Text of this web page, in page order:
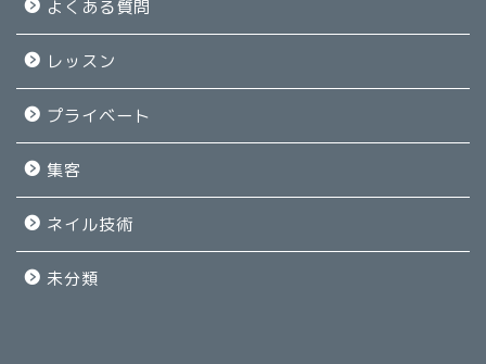
よくある質問
レッスン
プライベート
集客
ネイル技術
未分類